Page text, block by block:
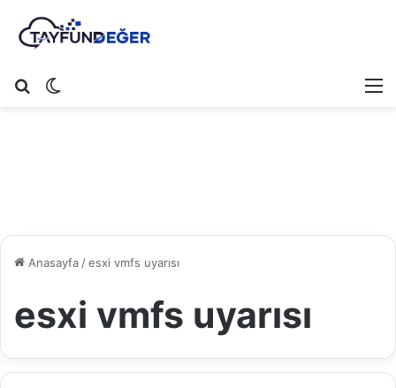
Arama yap ...
Anasayfa/esxi vmfs uyarısı
esxi vmfs uyarısı